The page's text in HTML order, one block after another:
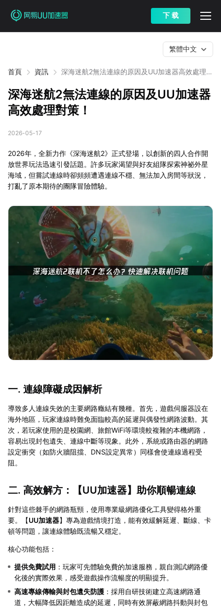
下 载
首頁 資訊
深海迷航2無法連線的原因及UU加速器高效處理對
繁體中文
深海迷航2無法連線的原因及UU加速器
高效處理對策！
2026-05-17
2026年，全新力作《深海迷航2》正式登場，以創新的四人合作開
放世界玩法迅速引發話題。許多玩家渴望與好友組隊探索神祕外星
海域，但嘗試連線時卻頻頻遭遇連線不穩、無法加入房間等狀況，
打亂了原本期待的團隊冒險體驗。
一. 連線障礙成因解析
導致多人連線失效的主要網路癥結有幾種。首先，遊戲伺服器設在
海外地區，玩家連線時難免面臨較高的延遲與偶發性網路波動。其
次，若玩家使用的是校園網、旅館WiFi等環境較複雜的本機網路，
容易出現封包遺失、連線中斷等現象。此外，系統或路由器的網路
設定衝突（如防火牆阻擋、DNS設定異常）同樣會使連線過程受
阻。
二. 高效解方：【UU加速器】助你順暢連線
針對這些棘手的網路瓶頸，使用專業級網路優化工具變得格外重
要。【UU加速器】專為遊戲情境打造，能有效緩解延遲、斷線、卡
頓等問題，讓連線體驗既流暢又穩定。
核心功能包括：
提供免費試用 ：玩家可先體驗免費的加速服務，親自測試網路優
化後的實際效果，感受遊戲操作流暢度的明顯提升。
高速專線傳輸與封包遺失防護 ：採用自研技術建立高速網路通
道，大幅降低因距離造成的延遲，同時有效屏蔽網路抖動與封包